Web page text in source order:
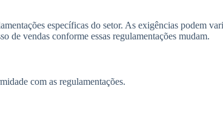
específicas do setor. As exigências podem
de vendas conforme essas regulamentações mudam.
com as regulamentações.